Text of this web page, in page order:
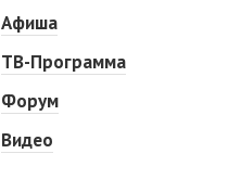
Афиша
ТВ-Программа
Форум
Видео